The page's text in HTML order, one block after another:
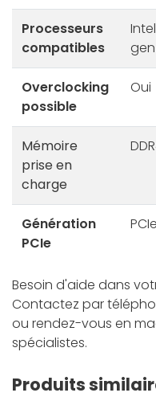
Processeurs
compatibles
gen
Overclocking
possible
Oui
Mémoire
prise en
charge
Génération
PCIe
Besoin d'aide dans
Contactez par
ou rendez-vous en
spécialistes.
Produits